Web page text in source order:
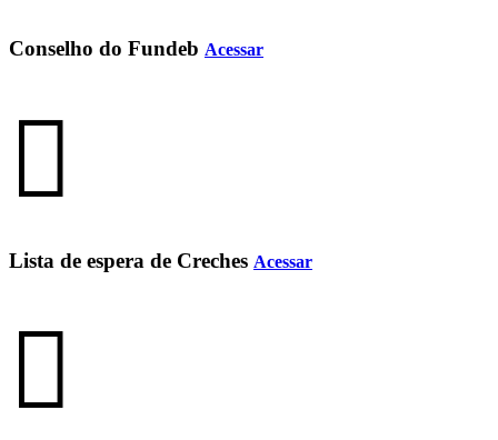
Conselho do Fundeb Acessar
Lista de espera de Creches Acessar